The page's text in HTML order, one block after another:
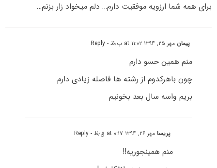
برای همه شما ارزویه موفقیت دارم… دلم میخواد زار بزنم…
پیمان مهر ۲۵, ۱۳۹۴ at ۱۱:۰۲ ب٫ظ - Reply
منم همین حسو دارم
چون باهرکدوم از رشته ها فاصله زیادی دارم
بریم واسه سال بعد بخونیم
پریسامهر ۲۶, ۱۳۹۴ at ۰:۱۷ ق٫ظ - Reply
منم همینجوریه!!